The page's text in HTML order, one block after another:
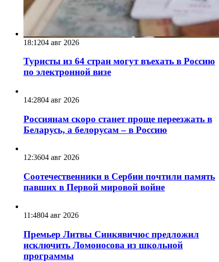
18:1204 авг 2026
Туристы из 64 стран могут въехать в Россию
по электронной визе
14:2804 авг 2026
Россиянам скоро станет проще переезжать в
Беларусь, а белорусам – в Россию
12:3604 авг 2026
Соотечественники в Сербии почтили память
павших в Первой мировой войне
11:4804 авг 2026
Премьер Литвы Синкявичюс предложил
исключить Ломоносова из школьной
программы